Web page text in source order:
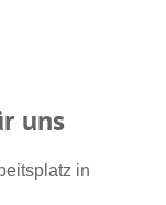
uns
in